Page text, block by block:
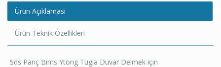
Ürün Açıklaması
Ürün Teknik Özellikleri
Sds Panç Bims Ytong Tugla Duvar Delmek için